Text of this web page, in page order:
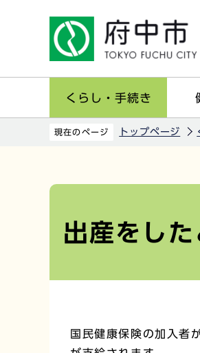
くらし・手続き
現在のページ トップページ
出産をした
国民健康保険の加入者